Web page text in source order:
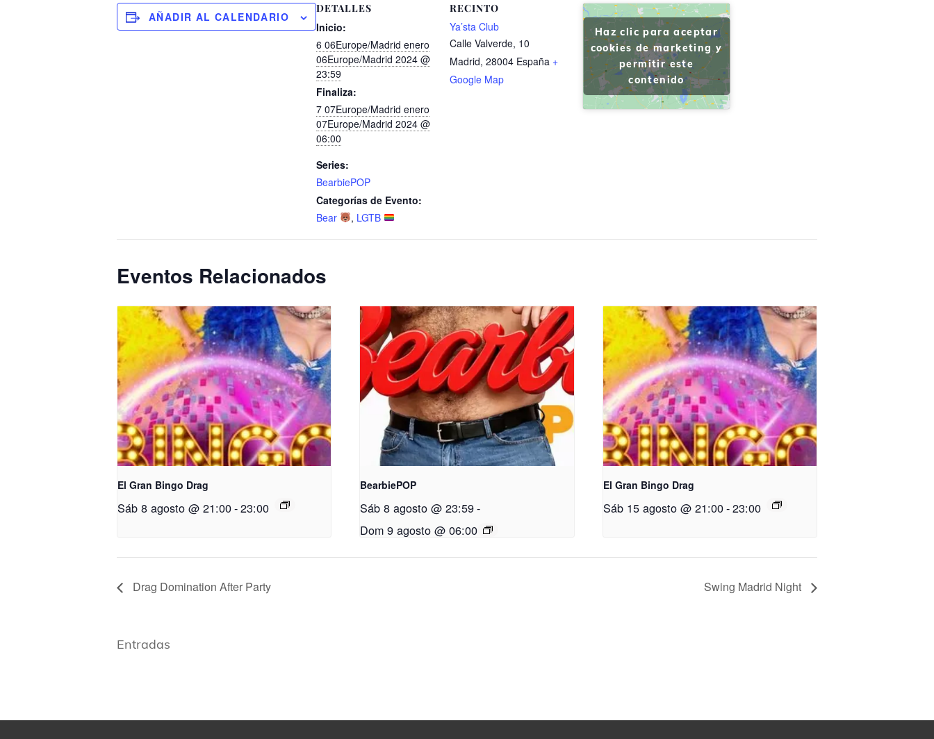
AÑADIR AL CALENDARIO
DETALLES
Inicio:
6 06Europe/Madrid enero
06Europe/Madrid 2024 @
23:59
Finaliza:
7 07Europe/Madrid enero
07Europe/Madrid 2024 @
06:00
Series:
BearbiePOP
Categorías de Evento:
Bear
, LGTB
RECINTO
Ya’sta Club
Calle Valverde, 10
Madrid, 28004 España +
Google Map
Haz clic para aceptar
cookies de marketing y
permitir este
contenido
Eventos Relacionados
El Gran Bingo Drag
Sáb 8 agosto @ 21:00-23:00
BearbiePOP
Sáb 8 agosto @ 23:59-
Dom 9 agosto @ 06:00
El Gran Bingo Drag
Sáb 15 agosto @ 21:00-23:00
Drag Domination After Party Swing Madrid Night
Entradas